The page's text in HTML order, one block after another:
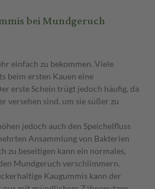
bei Mundgeruch
einfach zu bekommen. Viele
beim ersten Kauen eine
erste Schein trügt jedoch häufig, da
versehen sind, um sie süßer zu
jedoch auch den Speichelfluss
Ansammlung von Bakterien
zu beseitigen kann ein normales,
Mundgeruch verschlimmern.
Kaugummis kann der